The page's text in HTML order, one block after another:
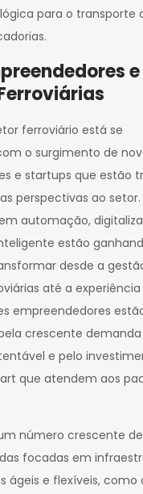
para o transporte
e
ferroviário está se
o surgimento de
e startups que estão
perspectivas ao
automação,
estão
desde a
até a experiência
empreendedores
crescente
e pelo
que atendem aos
número crescente de
focadas em
ágeis e flexíveis, como